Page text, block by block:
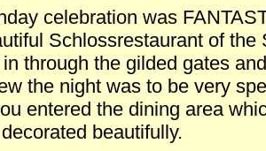
celebration was
Schlossrestaurant of the
through the gilded gates
the night was to be very
entered the dining area
beautifully.